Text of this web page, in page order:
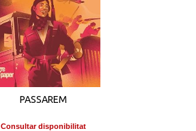
PASSAREM
Consultar disponibilitat